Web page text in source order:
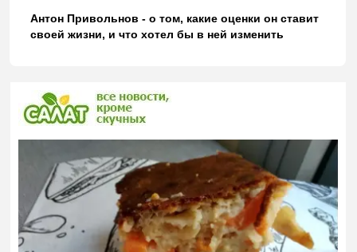
Антон Привольнов - о том, какие оценки он ставит
своей жизни, и что хотел бы в ней изменить